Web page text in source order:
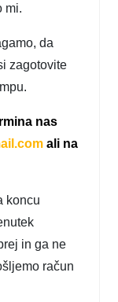
mi.
da
zagotovite
nas
ali na
koncu
in ga ne
račun